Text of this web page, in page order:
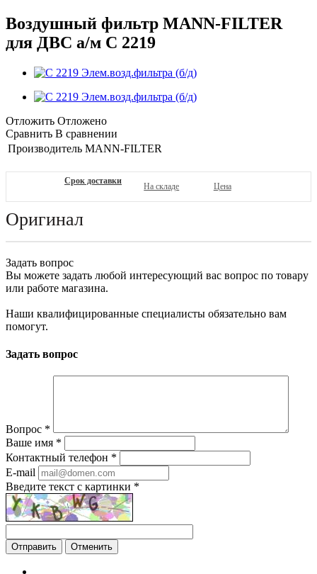
Воздушный фильтр MANN-FILTER
для ДВС а/м C 2219
Отложить Отложено
Сравнить В сравнении
Производитель MANN-FILTER
Срок доставки
На складе Цена
Оригинал
Задать вопрос
Вы можете задать любой интересующий вас вопрос по товару
или работе магазина.
Наши квалифицированные специалисты обязательно вам
помогут.
Задать вопрос
Вопрос *
Ваше имя *
Контактный телефон *
E-mail
Введите текст с картинки *
Отменить